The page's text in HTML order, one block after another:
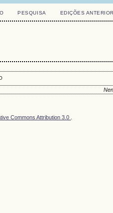
PESQUISA EDIÇÕES
Commons Attribution 3.0